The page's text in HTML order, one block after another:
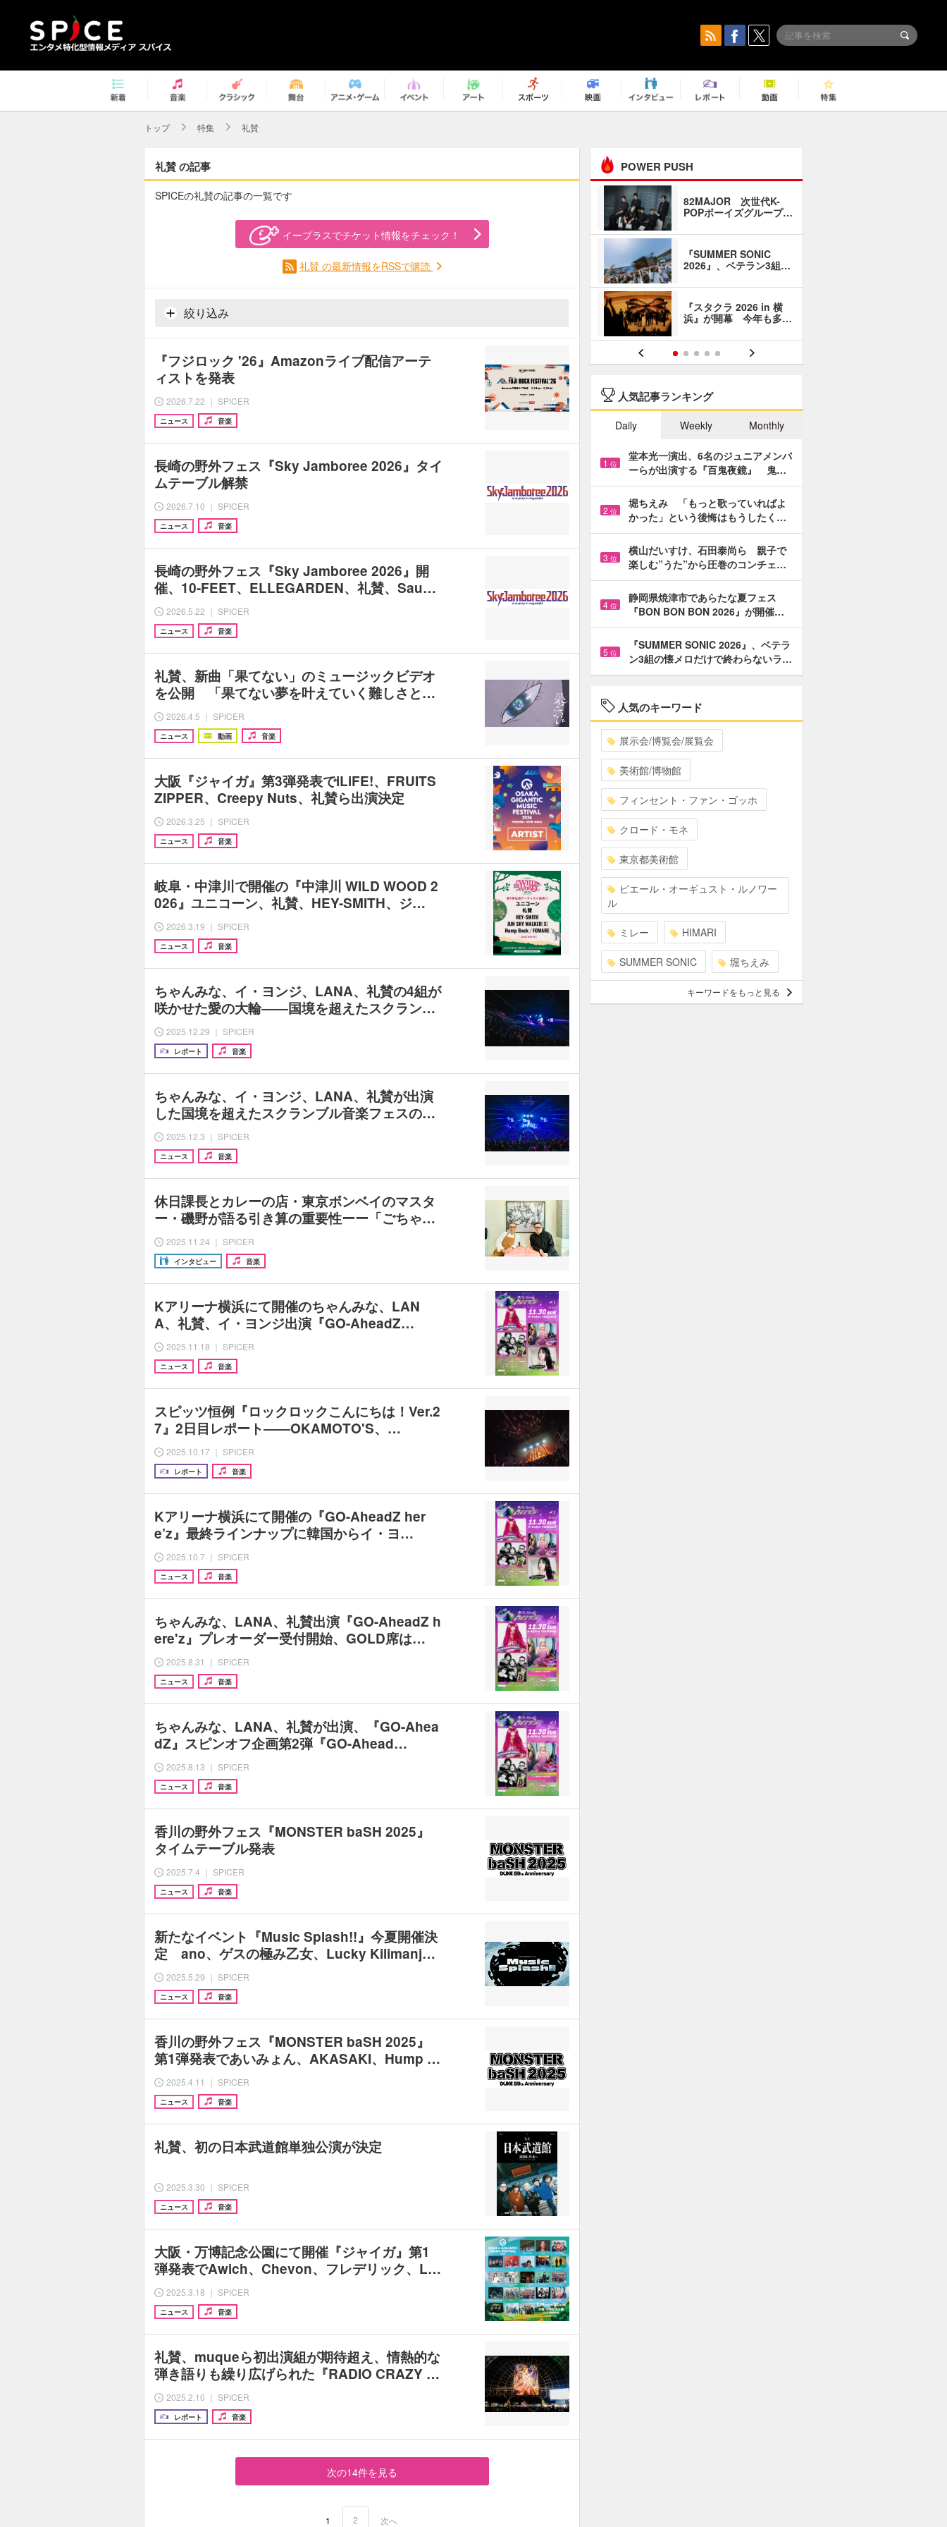
トップ 特集 礼賛
礼賛 の記事
SPICEの礼賛の記事の一覧です
イープラスでチケット情報をチェック！
礼賛 の最新情報をRSSで購読
絞り込み
『フジロック '26』Amazonライブ配信アーテ
ィストを発表
2026.7.22 ｜ SPICER
ニュース 音楽
長崎の野外フェス『Sky Jamboree 2026』タイ
ムテーブル解禁
2026.7.10 ｜ SPICER
ニュース 音楽
長崎の野外フェス『Sky Jamboree 2026』開
催、10-FEET、ELLEGARDEN、礼賛、Sau…
2026.5.22 ｜ SPICER
ニュース 音楽
礼賛、新曲「果てない」のミュージックビデオ
を公開 「果てない夢を叶えていく難しさと…
2026.4.5 ｜ SPICER
ニュース 動画 音楽
大阪『ジャイガ』第3弾発表でiLiFE!、FRUITS
ZIPPER、Creepy Nuts、礼賛ら出演決定
2026.3.25 ｜ SPICER
ニュース 音楽
岐阜・中津川で開催の『中津川 WILD WOOD 2
026』ユニコーン、礼賛、HEY-SMITH、ジ…
2026.3.19 ｜ SPICER
ニュース 音楽
ちゃんみな、イ・ヨンジ、LANA、礼賛の4組が
咲かせた愛の大輪――国境を超えたスクラン…
2025.12.29 ｜ SPICER
レポート 音楽
ちゃんみな、イ・ヨンジ、LANA、礼賛が出演
した国境を超えたスクランブル音楽フェスの…
2025.12.3 ｜ SPICER
ニュース 音楽
休日課長とカレーの店・東京ボンベイのマスタ
ー・磯野が語る引き算の重要性ーー「ごちゃ…
2025.11.24 ｜ SPICER
インタビュー 音楽
Kアリーナ横浜にて開催のちゃんみな、LAN
A、礼賛、イ・ヨンジ出演『GO-AheadZ…
2025.11.18 ｜ SPICER
ニュース 音楽
スピッツ恒例『ロックロックこんにちは！Ver.2
7』2日目レポート――OKAMOTO'S、…
2025.10.17 ｜ SPICER
レポート 音楽
Kアリーナ横浜にて開催の『GO-AheadZ her
e’z』最終ラインナップに韓国からイ・ヨ…
2025.10.7 ｜ SPICER
ニュース 音楽
ちゃんみな、LANA、礼賛出演『GO-AheadZ h
ere'z』プレオーダー受付開始、GOLD席は…
2025.8.31 ｜ SPICER
ニュース 音楽
ちゃんみな、LANA、礼賛が出演、『GO-Ahea
dZ』スピンオフ企画第2弾『GO-Ahead…
2025.8.13 ｜ SPICER
ニュース 音楽
香川の野外フェス『MONSTER baSH 2025』
タイムテーブル発表
2025.7.4 ｜ SPICER
ニュース 音楽
新たなイベント『Music Splash!!』今夏開催決
定 ano、ゲスの極み乙女、Lucky Kilimanj…
2025.5.29 ｜ SPICER
ニュース 音楽
香川の野外フェス『MONSTER baSH 2025』
第1弾発表であいみょん、AKASAKI、Hump …
2025.4.11 ｜ SPICER
ニュース 音楽
礼賛、初の日本武道館単独公演が決定
2025.3.30 ｜ SPICER
ニュース 音楽
大阪・万博記念公園にて開催『ジャイガ』第1
弾発表でAwich、Chevon、フレデリック、L…
2025.3.18 ｜ SPICER
ニュース 音楽
礼賛、muqueら初出演組が期待超え、情熱的な
弾き語りも繰り広げられた『RADIO CRAZY …
2025.2.10 ｜ SPICER
レポート 音楽
次の14件を見る
1 2 次へ
POWER PUSH
82MAJOR 次世代K-
POPボーイズグループ…
『SUMMER SONIC
2026』、ベテラン3組…
『スタクラ 2026 in 横
浜』が開幕 今年も多…
人気記事ランキング
Daily Weekly Monthly
1 位
堂本光一演出、6名のジュニアメンバ
ーらが出演する『百鬼夜鏡』 鬼…
2 位
堀ちえみ 「もっと歌っていればよ
かった」という後悔はもうしたく…
3 位
横山だいすけ、石田泰尚ら 親子で
楽しむ”うた”から圧巻のコンチェ…
4 位
静岡県焼津市であらたな夏フェス
『BON BON BON 2026』が開催…
5 位
『SUMMER SONIC 2026』、ベテラ
ン3組の懐メロだけで終わらないラ…
人気のキーワード
展示会/博覧会/展覧会
美術館/博物館
フィンセント・ファン・ゴッホ
クロード・モネ
東京都美術館
ピエール・オーギュスト・ルノワー
ル
ミレー HIMARI
SUMMER SONIC 堀ちえみ
キーワードをもっと見る